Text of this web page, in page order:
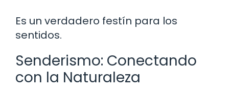
Es un verdadero festín para los
sentidos.
Senderismo: Conectando
con la Naturaleza